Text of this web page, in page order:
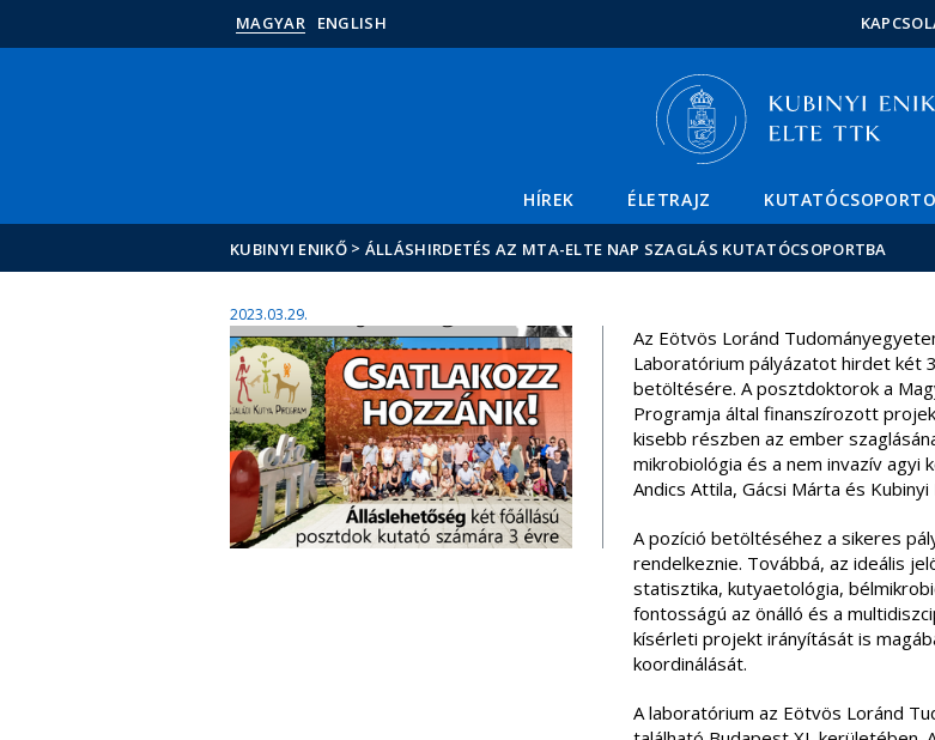
Események
MAGYAR ENGLISH
HÍREK ÉLETRAJZ
KUBINYI ENIKŐ > ÁLLÁSHIRDETÉS AZ MTA-ELTE NAP SZAGLÁS KUTATÓCSOPORTBA
2023.03.29.
Az Eötvös Loránd
Laboratórium pályázatot hirdet két
betöltésére. A posztdoktorok a
Programja által finanszírozott
kisebb részben az ember
mikrobiológia és a nem invazív agyi
Andics Attila, Gácsi Márta és Kubinyi
A pozíció betöltéséhez a sikeres
rendelkeznie. Továbbá, az ideális
statisztika, kutyaetológia,
fontosságú az önálló és a
kísérleti projekt irányítását is
koordinálását.
A laboratórium az Eötvös Loránd